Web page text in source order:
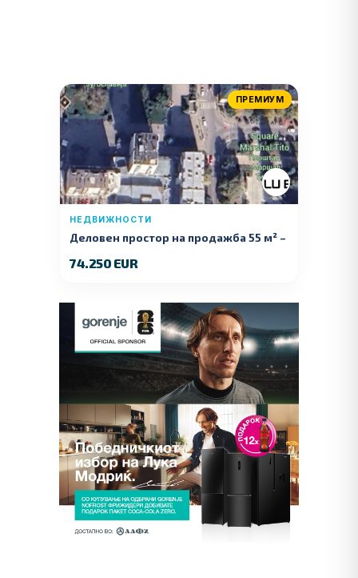
ПРЕМИУМ
НЕДВИЖНОСТИ
Деловен простор на продажба 55 м² –
74.250 EUR